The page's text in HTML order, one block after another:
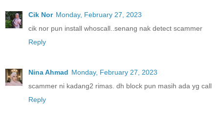
Cik Nor Monday, February 27, 2023
cik nor pun install whoscall..senang nak detect scammer
Reply
Nina Ahmad Monday, February 27, 2023
scammer ni kadang2 rimas. dh block pun masih ada yg call
Reply